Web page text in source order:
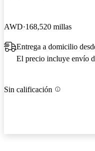
AWD 168,520 millas
Entrega a domicilio
El precio incluye envío
Sin calificación